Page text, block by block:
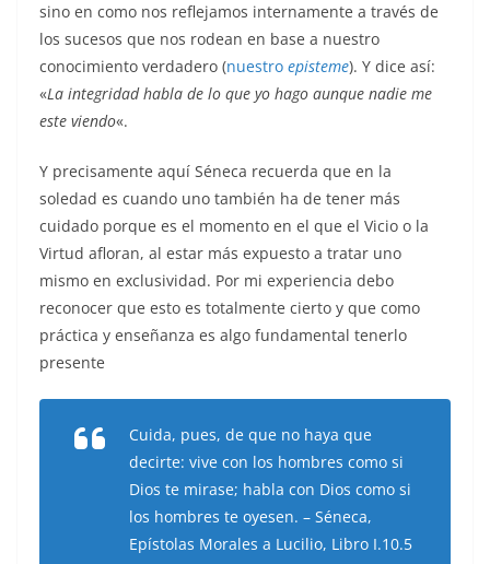
sino en como nos reflejamos internamente a través de
los sucesos que nos rodean en base a nuestro
conocimiento verdadero (nuestro episteme). Y dice así:
«La integridad habla de lo que yo hago aunque nadie me
este viendo«.
Y precisamente aquí Séneca recuerda que en la
soledad es cuando uno también ha de tener más
cuidado porque es el momento en el que el Vicio o la
Virtud afloran, al estar más expuesto a tratar uno
mismo en exclusividad. Por mi experiencia debo
reconocer que esto es totalmente cierto y que como
práctica y enseñanza es algo fundamental tenerlo
presente
Cuida, pues, de que no haya que
decirte: vive con los hombres como si
Dios te mirase; habla con Dios como si
los hombres te oyesen. – Séneca,
Epístolas Morales a Lucilio, Libro I.10.5